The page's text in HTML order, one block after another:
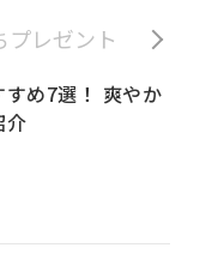
プレゼント
め7選！ 爽やか
介